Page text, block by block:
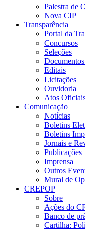
Palestra de
Nova CIP
Transparência
Portal da
Concursos
Seleções
Editais
Licitações
Ouvidoria
Atos
Comunicação
Notícias
Boletins
Boletins
Jornais e
Publicações
Imprensa
Outros
Mural de
CREPOP
Sobre
Ações do
Banco de
Cartilha: